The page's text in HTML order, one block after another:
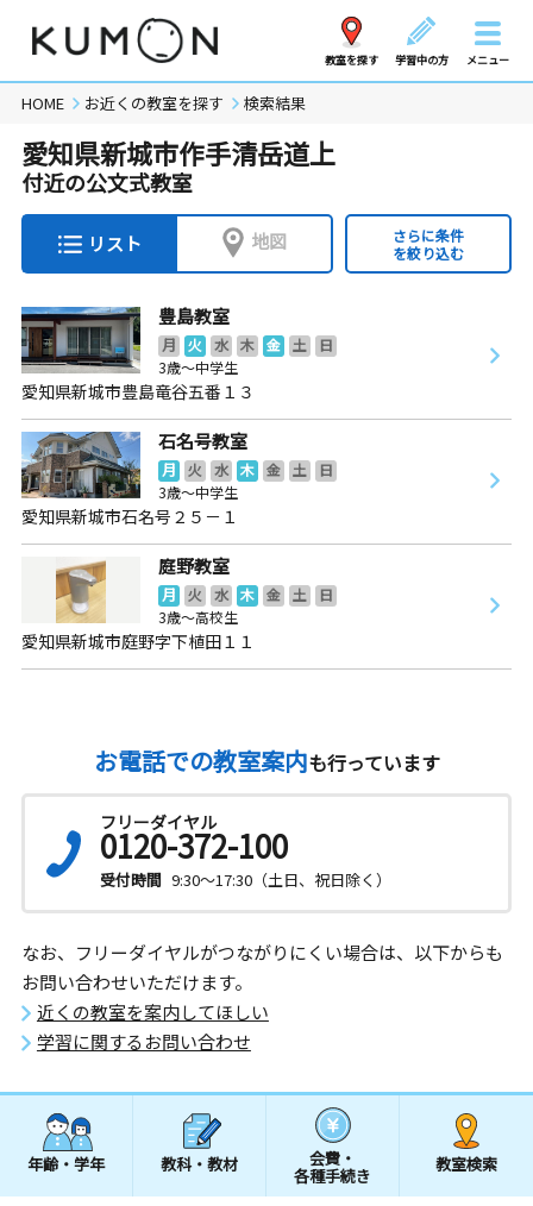
教室を探す 学習中の方 メニュー
HOME お近くの教室を探す 検索結果
愛知県新城市作手清岳道上
付近の公文式教室
リスト 地図
さらに条件
を絞り込む
豊島教室
月 火 水 木 金 土
日
3歳～中学生
愛知県新城市豊島竜谷五番１３
石名号教室
月 火 水 木 金 土
日
3歳～中学生
愛知県新城市石名号２５－１
庭野教室
月 火 水 木 金 土
日
3歳～高校生
愛知県新城市庭野字下植田１１
お電話での教室案内も行っています
フリーダイヤル
0120-372-100
受付時間 9:30～17:30（土日、祝日除く）
なお、フリーダイヤルがつながりにくい場合は、以下からも
お問い合わせいただけます。
近くの教室を案内してほしい
学習に関するお問い合わせ
年齢・学年 教科・教材 会費・
各種手続き
教室検索